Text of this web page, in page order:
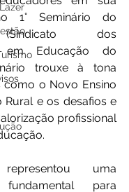
1° Seminário do
dos
em Educação do
trouxe à tona
como o Novo Ensino
Rural e os desafios e
profissional
uma
fundamental para